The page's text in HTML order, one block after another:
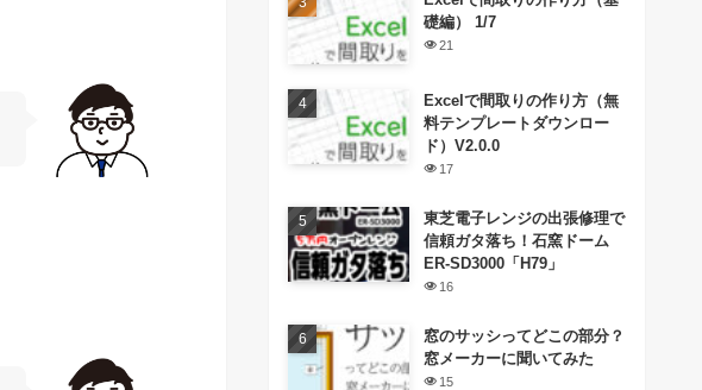
礎編） 1/7
21
Excelで間取りの作り方（無
料テンプレートダウンロー
ド）V2.0.0
17
東芝電子レンジの出張修理で
信頼ガタ落ち！石窯ドーム
ER-SD3000「H79」
16
窓のサッシってどこの部分？
窓メーカーに聞いてみた
15